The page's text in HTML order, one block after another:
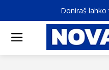
Doniraš lahko